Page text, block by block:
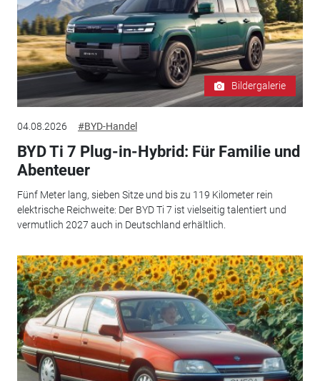
Bildergalerie
04.08.2026 #BYD-Handel
BYD Ti 7 Plug-in-Hybrid: Für Familie und
Abenteuer
Fünf Meter lang, sieben Sitze und bis zu 119 Kilometer rein
elektrische Reichweite: Der BYD Ti 7 ist vielseitig talentiert und
vermutlich 2027 auch in Deutschland erhältlich.